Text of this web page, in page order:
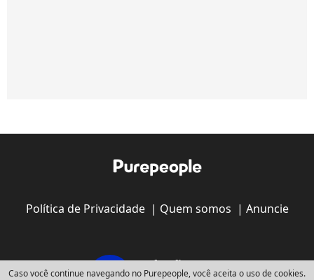
Política de Privacidade| Quem somos | Anuncie
Caso você continue navegando no Purepeople, você aceita o uso de cookies.